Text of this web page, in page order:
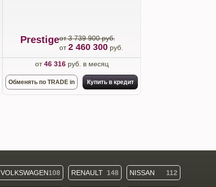
Prestigeот 3 739 900 руб.
от2 460 300руб.
от46 316руб. в месяц
Обменять по TRADE in Купить в кредит
VOLKSWAGEN108 RENAULT 148 NISSAN 112